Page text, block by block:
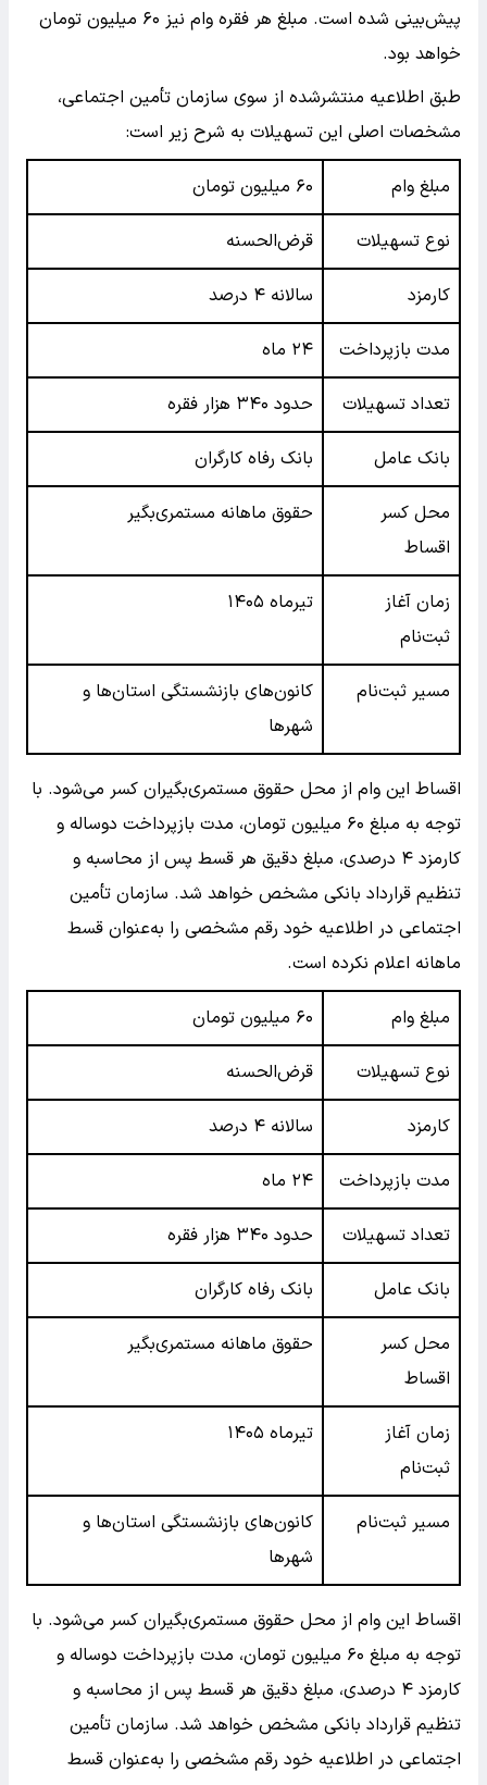
پیش‌بینی شده است. مبلغ هر فقره وام نیز ۶۰ میلیون تومان
خواهد بود.
طبق اطلاعیه منتشرشده از سوی سازمان تأمین اجتماعی،
مشخصات اصلی این تسهیلات به شرح زیر است:
مبلغ وام ۶۰ میلیون تومان
نوع تسهیلات قرض‌الحسنه
کارمزد سالانه ۴ درصد
مدت بازپرداخت ۲۴ ماه
تعداد تسهیلات حدود ۳۴۰ هزار فقره
بانک عامل بانک رفاه کارگران
محل کسر
اقساط
حقوق ماهانه مستمری‌بگیر
زمان آغاز
ثبت‌نام
تیرماه ۱۴۰۵
مسیر ثبت‌نام
کانون‌های بازنشستگی استان‌ها و
شهرها
اقساط این وام از محل حقوق مستمری‌بگیران کسر می‌شود. با
توجه به مبلغ ۶۰ میلیون تومان، مدت بازپرداخت دو‌ساله و
کارمزد ۴ درصدی، مبلغ دقیق هر قسط پس از محاسبه و
تنظیم قرارداد بانکی مشخص خواهد شد. سازمان تأمین
اجتماعی در اطلاعیه خود رقم مشخصی را به‌عنوان قسط
ماهانه اعلام نکرده است.
مبلغ وام ۶۰ میلیون تومان
نوع تسهیلات قرض‌الحسنه
کارمزد سالانه ۴ درصد
مدت بازپرداخت ۲۴ ماه
تعداد تسهیلات حدود ۳۴۰ هزار فقره
بانک عامل بانک رفاه کارگران
محل کسر
اقساط
حقوق ماهانه مستمری‌بگیر
زمان آغاز
ثبت‌نام
تیرماه ۱۴۰۵
مسیر ثبت‌نام
کانون‌های بازنشستگی استان‌ها و
شهرها
اقساط این وام از محل حقوق مستمری‌بگیران کسر می‌شود. با
توجه به مبلغ ۶۰ میلیون تومان، مدت بازپرداخت دو‌ساله و
کارمزد ۴ درصدی، مبلغ دقیق هر قسط پس از محاسبه و
تنظیم قرارداد بانکی مشخص خواهد شد. سازمان تأمین
اجتماعی در اطلاعیه خود رقم مشخصی را به‌عنوان قسط